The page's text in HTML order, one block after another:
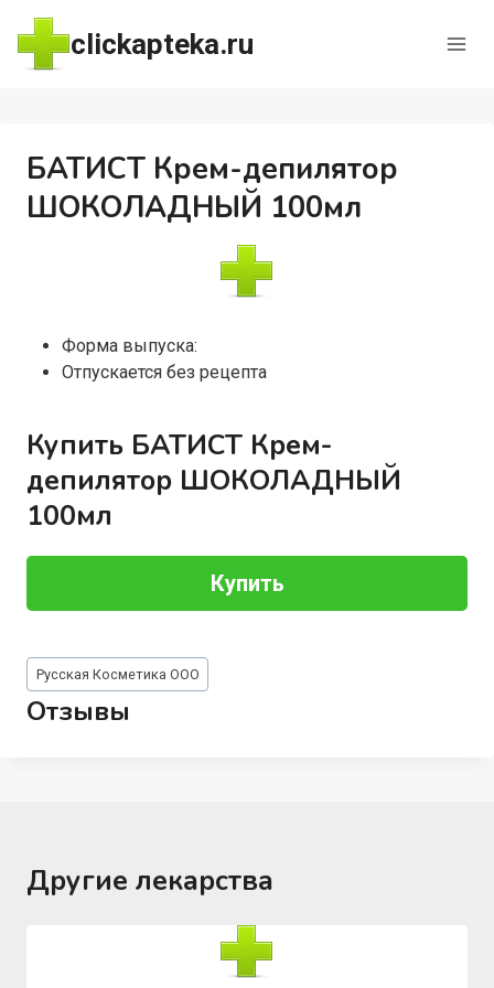
Перейти
содержимому
clickapteka.ru
БАТИСТ Крем-депилятор
ШОКОЛАДНЫЙ 100мл
Форма выпуска:
Отпускается без рецепта
Купить БАТИСТ Крем-
депилятор ШОКОЛАДНЫЙ
100мл
Купить
Метки
записи:
Русская Косметика ООО
Отзывы
Другие лекарства